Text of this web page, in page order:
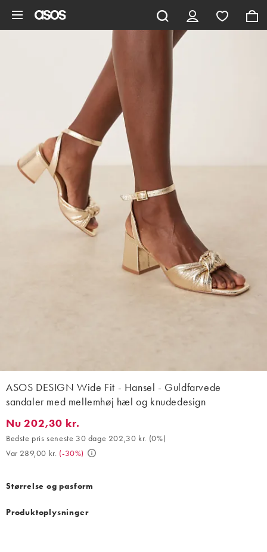
ASOS DESIGN Wide Fit - Hansel - Guldfarvede
sandaler med mellemhøj hæl og knudedesign
Nu 202,30 kr.. Bedste pris seneste 30 dage 202,30 kr. (0%).
Nu 202,30 kr.
Bedste pris seneste 30 dage 202,30 kr. (0%)
Var 289,00 kr. (-30%)
Størrelse og pasform
Produktoplysninger